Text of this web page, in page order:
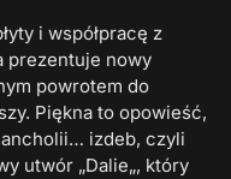
i współpracę z
prezentuje nowy
powrotem do
Piękna to opowieść,
izdeb, czyli
utwór „Dalie„, który